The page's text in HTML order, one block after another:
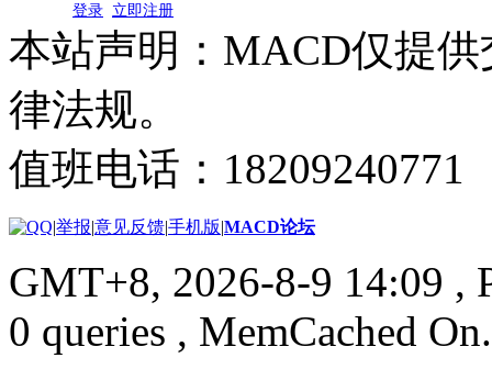
登录 立即注册
本站声明：MACD仅提
律法规。
值班电话：
|举报|意见反馈|手机版|MACD论坛
GMT+8, 2026-8-9 14:09 ,
0 queries , MemCached On.